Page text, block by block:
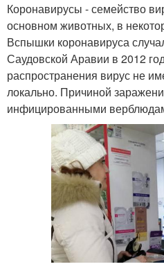
Коронавирусы - семейство
основном животных, в
Вспышки коронавируса
Саудовской Аравии в 2012
распространения вирус не
локально. Причиной
инфицированными